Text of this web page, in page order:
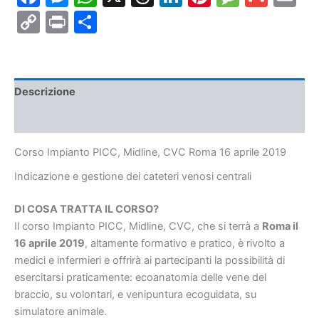
aprile
2019
Copy
Print
Descrizione
Corso Impianto PICC, Midline, CVC Roma 16 aprile 2019
Indicazione e gestione dei cateteri venosi centrali
DI COSA TRATTA IL CORSO?
Il corso Impianto PICC, Midline, CVC, che si terrà a Roma il
16 aprile 2019, altamente formativo e pratico, è rivolto a
medici e infermieri e offrirà ai partecipanti la possibilità di
esercitarsi praticamente: ecoanatomia delle vene del
braccio, su volontari, e venipuntura ecoguidata, su
simulatore animale.